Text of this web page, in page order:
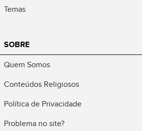
Temas
SOBRE
Quem Somos
Conteúdos Religiosos
Política de Privacidade
Problema no site?